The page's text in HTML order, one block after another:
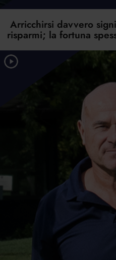
Arricchirsi davvero
risparmi; la fortuna